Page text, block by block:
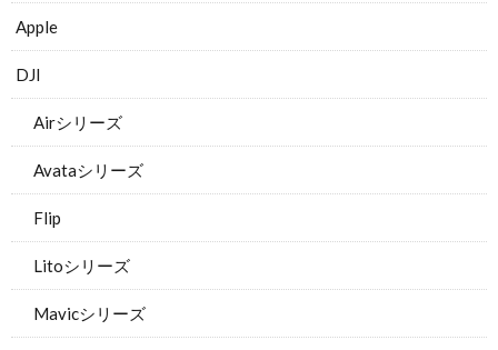
Apple
DJI
Airシリーズ
Avataシリーズ
Flip
Litoシリーズ
Mavicシリーズ